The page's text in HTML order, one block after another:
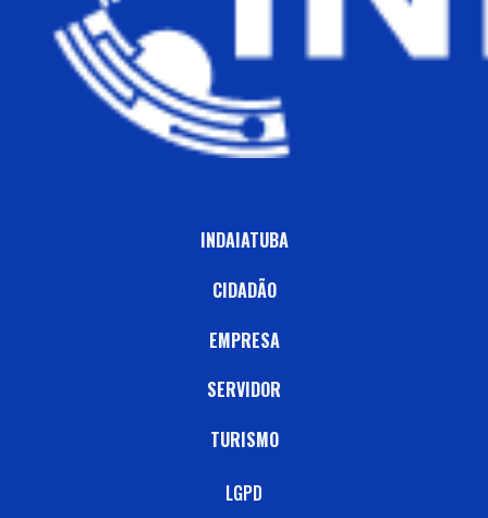
INDAIATUBA
CIDADÃO
EMPRESA
SERVIDOR
TURISMO
LGPD